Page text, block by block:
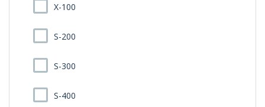
X-100
S-200
S-300
S-400